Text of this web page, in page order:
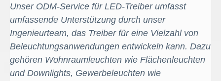
Unser ODM-Service für LED-Treiber umfasst
umfassende Unterstützung durch unser
Ingenieurteam, das Treiber für eine Vielzahl von
Beleuchtungsanwendungen entwickeln kann. Dazu
gehören Wohnraumleuchten wie Flächenleuchten
und Downlights, Gewerbeleuchten wie